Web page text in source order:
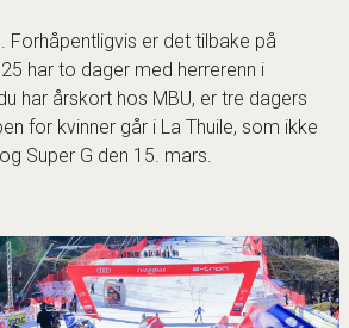
Forhåpentligvis er det tilbake på
har to dager med herrerenn i
har årskort hos MBU, er tre dagers
for kvinner går i La Thuile, som ikke
Super G den 15. mars.